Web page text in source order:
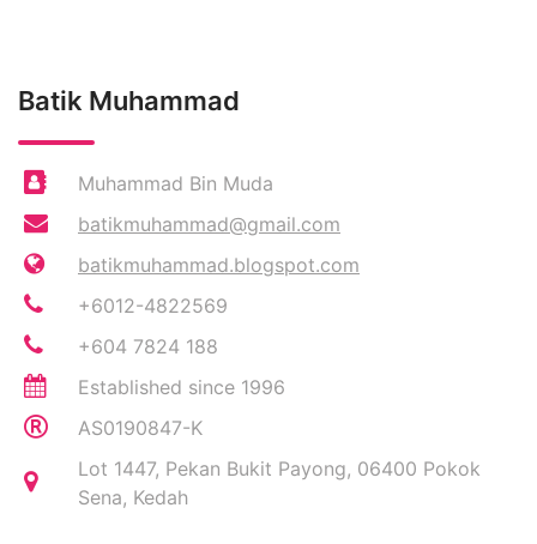
Batik Muhammad
Muhammad Bin Muda
batikmuhammad@gmail.com
batikmuhammad.blogspot.com
+6012-4822569
+604 7824 188
Established since 1996
AS0190847-K
Lot 1447, Pekan Bukit Payong, 06400 Pokok
Sena, Kedah